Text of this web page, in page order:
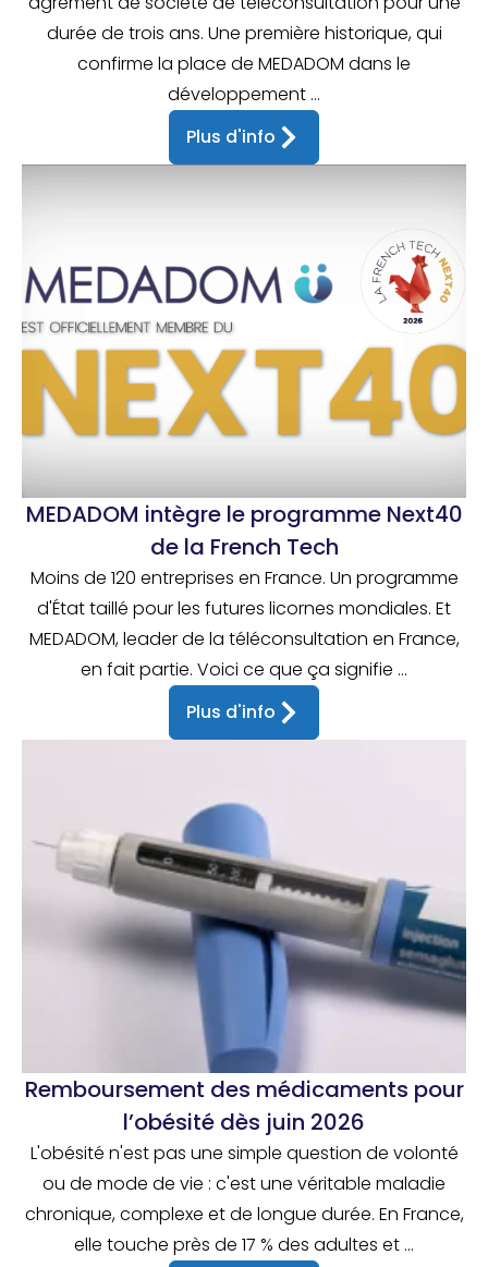
durée de trois ans. Une première historique, qui
confirme la place de MEDADOM dans le
développement ...
Plus d'info
MEDADOM intègre le programme Next40
de la French Tech
Moins de 120 entreprises en France. Un programme
d'État taillé pour les futures licornes mondiales. Et
MEDADOM, leader de la téléconsultation en France,
en fait partie. Voici ce que ça signifie ...
Plus d'info
Remboursement des médicaments pour
l’obésité dès juin 2026
L'obésité n'est pas une simple question de volonté
ou de mode de vie : c'est une véritable maladie
chronique, complexe et de longue durée. En France,
elle touche près de 17 % des adultes et ...